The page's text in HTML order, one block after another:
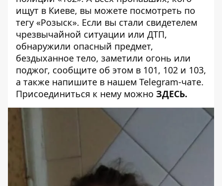
ищут в Киеве, вы можете посмотреть по
тегу «Розыск». Если вы стали свидетелем
чрезвычайной ситуации или ДТП,
обнаружили опасный предмет,
бездыханное тело, заметили огонь или
поджог, сообщите об этом в 101, 102 и 103,
а также напишите в нашем Telegram-чате.
Присоединиться к нему можно ЗДЕСЬ.